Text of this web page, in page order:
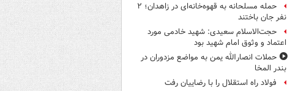
حمله مسلحانه به قهوه‌خانه‌ای در زاهدان؛ ۲
نفر جان باختند
حجت‌الاسلام سعیدی: شهید خادمی مورد
اعتماد و وثوق امام شهید بود
حملات انصارالله یمن به مواضع مزدوران در
بندر المخا
فولاد راه استقلال را با رضاییان رفت